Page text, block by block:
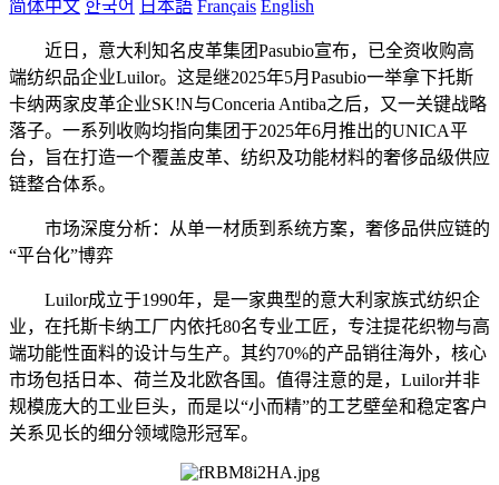
简体中文 한국어 日本語 Français English
近日，意大利知名皮革集团Pasubio宣布，已全资收购高
端纺织品企业Luilor。这是继2025年5月Pasubio一举拿下托斯
卡纳两家皮革企业SK!N与Conceria Antiba之后，又一关键战略
落子。一系列收购均指向集团于2025年6月推出的UNICA平
台，旨在打造一个覆盖皮革、纺织及功能材料的奢侈品级供应
链整合体系。
市场深度分析：从单一材质到系统方案，奢侈品供应链的
“平台化”博弈
Luilor成立于1990年，是一家典型的意大利家族式纺织企
业，在托斯卡纳工厂内依托80名专业工匠，专注提花织物与高
端功能性面料的设计与生产。其约70%的产品销往海外，核心
市场包括日本、荷兰及北欧各国。值得注意的是，Luilor并非
规模庞大的工业巨头，而是以“小而精”的工艺壁垒和稳定客户
关系见长的细分领域隐形冠军。